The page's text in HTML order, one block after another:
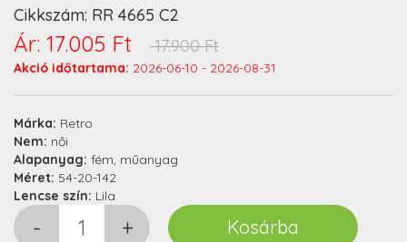
Cikkszám: RR 4665 C2
Ár: 17.005 Ft 17.900 Ft
Akció időtartama: 2026-06-10 - 2026-08-31
Márka: Retro
Nem: női
Alapanyag: fém, műanyag
Méret: 54-20-142
Lencse szín: Lila